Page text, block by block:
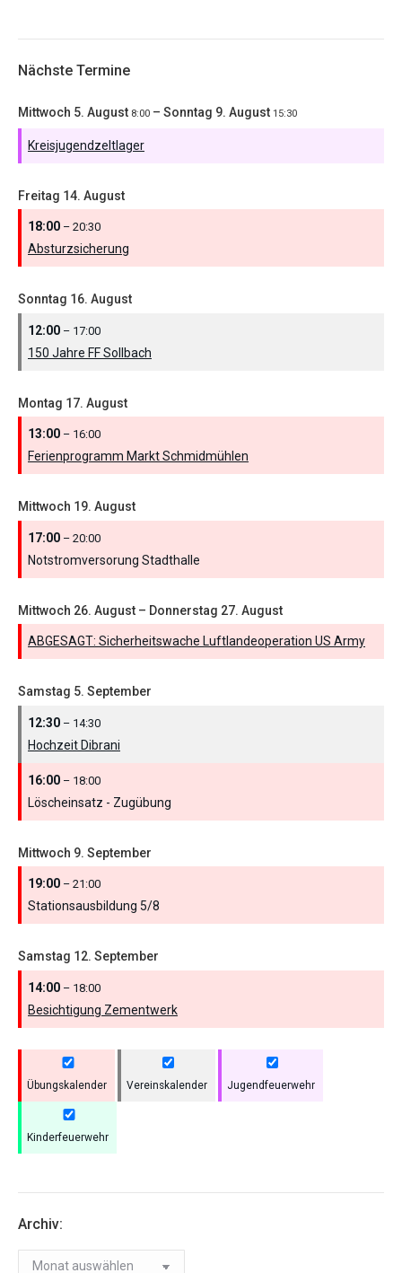
Nächste Termine
Mittwoch 5. August 8:00 – Sonntag 9. August 15:30
Kreisjugendzeltlager
Freitag 14. August
18:00 – 20:30
Absturzsicherung
Sonntag 16. August
12:00 – 17:00
150 Jahre FF Sollbach
Montag 17. August
13:00 – 16:00
Ferienprogramm Markt Schmidmühlen
Mittwoch 19. August
17:00 – 20:00
Notstromversorung Stadthalle
Mittwoch 26. August – Donnerstag 27. August
ABGESAGT: Sicherheitswache Luftlandeoperation US Army
Samstag 5. September
12:30 – 14:30
Hochzeit Dibrani
16:00 – 18:00
Löscheinsatz - Zugübung
Mittwoch 9. September
19:00 – 21:00
Stationsausbildung 5/8
Samstag 12. September
14:00 – 18:00
Besichtigung Zementwerk
Übungskalender Vereinskalender Jugendfeuerwehr
Kinderfeuerwehr
Archiv:
Archiv: